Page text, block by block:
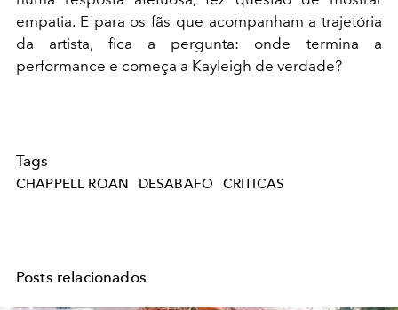
empatia. E para os fãs que acompanham a trajetória
da artista, fica a pergunta: onde termina a
performance e começa a Kayleigh de verdade?
Tags
CHAPPELL ROAN DESABAFO CRITICAS
Posts relacionados